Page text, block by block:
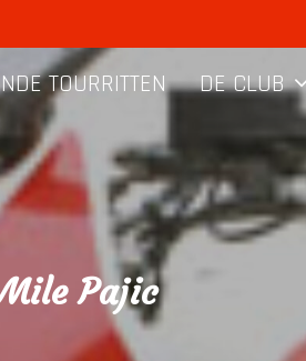
TOURRITTEN DE CLUB
Pajic